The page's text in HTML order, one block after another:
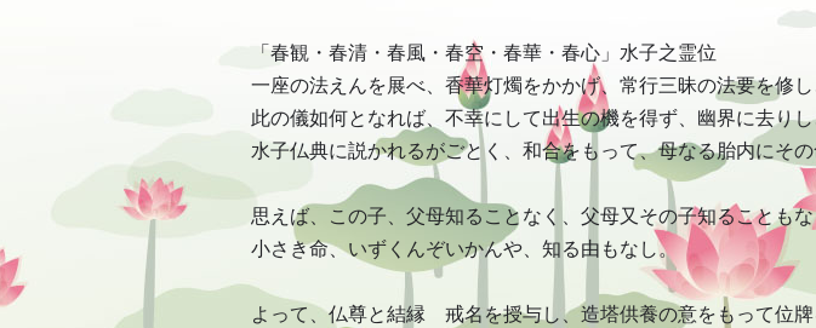
「春観・春清・春風・春空・春華・春心」水子之霊位
一座の法えんを展べ、香華灯燭をかかげ、常行三昧の法要を修
此の儀如何となれば、不幸にして出生の機を得ず、幽界に去り
水子仏典に説かれるがごとく、和合をもって、母なる胎内にそ
思えば、この子、父母知ることなく、父母又その子知ることも
小さき命、いずくんぞいかんや、知る由もなし。
よって、仏尊と結縁 戒名を授与し、造塔供養の意をもって位